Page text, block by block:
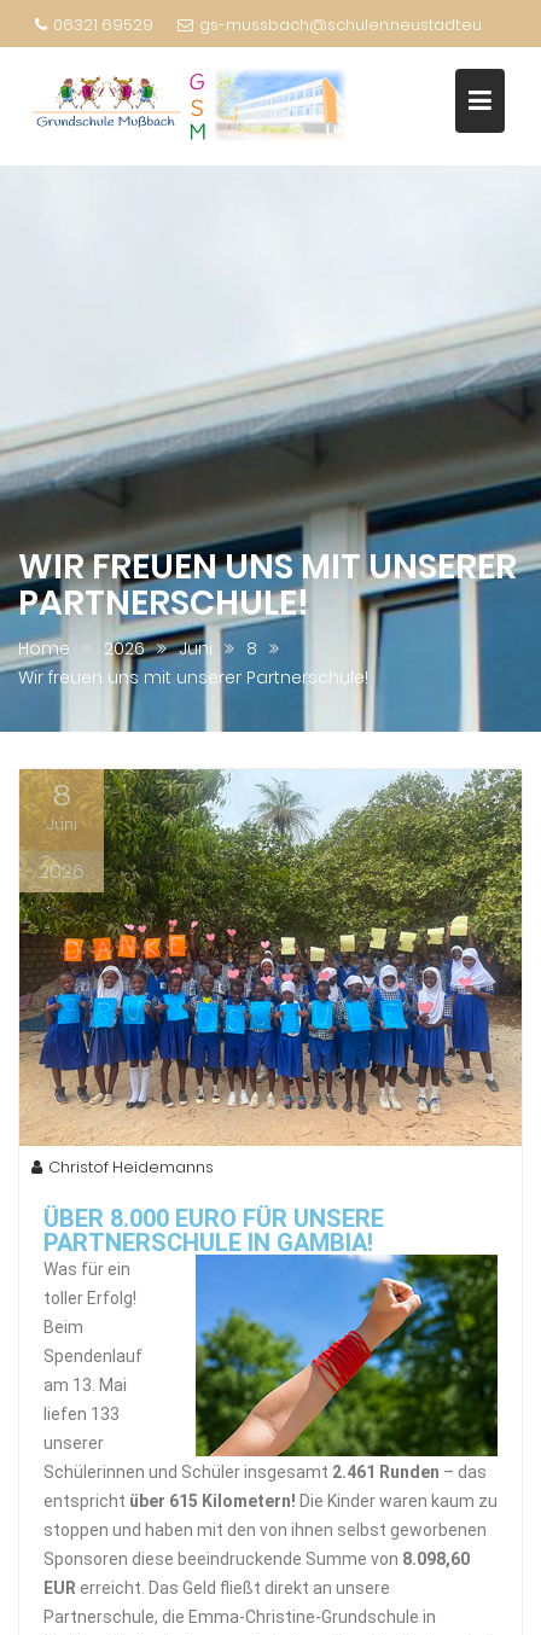
06321 69529 gs-mussbach@schulen.neustadt.eu
WIR FREUEN UNS MIT UNSERER
PARTNERSCHULE!
Home 2026 Juni
8
Wir freuen uns mit unserer Partnerschule!
8
Juni
2026
Christof Heidemanns
ÜBER 8.000 EURO FÜR UNSERE
PARTNERSCHULE IN GAMBIA!
Was für ein
toller Erfolg!
Beim
Spendenlauf
am 13. Mai
liefen 133
unserer
Schülerinnen und Schüler insgesamt 2.461 Runden – das
entspricht über 615 Kilometern! Die Kinder waren kaum zu
stoppen und haben mit den von ihnen selbst geworbenen
Sponsoren diese beeindruckende Summe von 8.098,60
EUR erreicht. Das Geld fließt direkt an unsere
Partnerschule, die Emma-Christine-Grundschule in